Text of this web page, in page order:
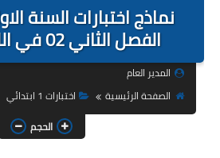
السنة
السنة
السنة
الفصل الثاني 02 في اللغة العربية
المدير العام
الصفحة الرئيسية
اختبارات 1 ابتدائي
الحجم